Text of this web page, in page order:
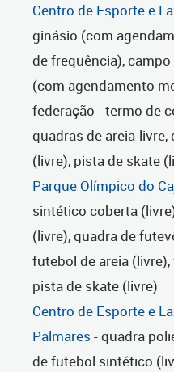
Centro de Esporte e
ginásio (com
de frequência),
(com agendamento
federação - termo de
quadras de areia-
(livre), pista de skate
Parque Olímpico do
sintético coberta
(livre), quadra de
futebol de areia
pista de skate (livre)
Centro de Esporte e
Palmares - quadra
de futebol sintético